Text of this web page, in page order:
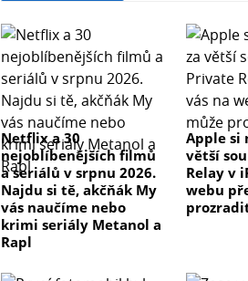
Model
10105684
Jas
7000 lux @ 0,5 m
Rozsah barevné teploty
Netflix a 30
nejoblíbenějších filmů
a seriálů v srpnu 2026.
Najdu si tě, akčňák My
vás naučíme nebo
krimi seriály Metanol a
Rapl
Apple si
větší
Relay v
webu